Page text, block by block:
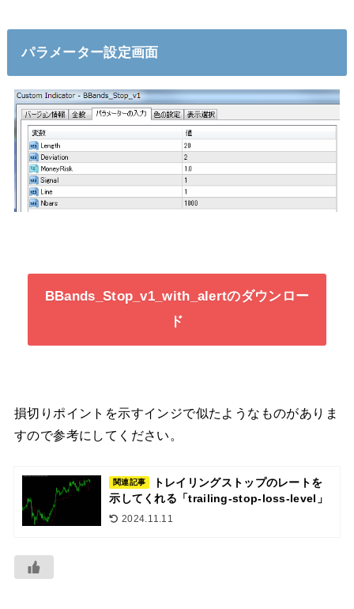
パラメーター設定画面
BBands_Stop_v1_with_alertのダウンロー
ド
損切りポイントを示すインジで似たようなものがありま
すので参考にしてください。
関連記事
トレイリングストップのレートを
示してくれる「trailing-stop-loss-level」
2024.11.11